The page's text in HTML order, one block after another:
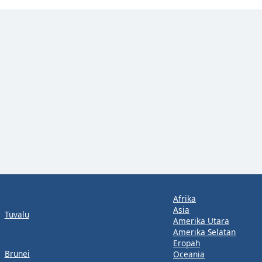
Tuvalu
Brunei
Afrika
Asia
Amerika Utara
Amerika Selatan
Eropah
Oceania